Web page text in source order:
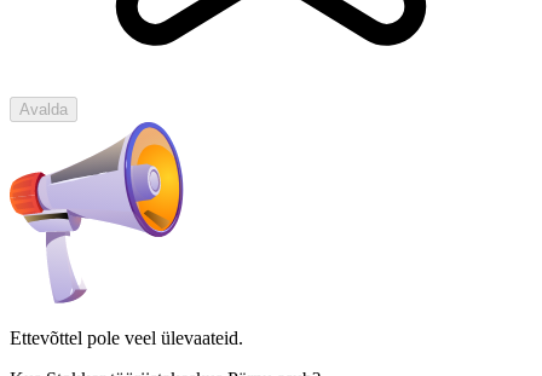
Avalda
Ettevõttel pole veel ülevaateid.